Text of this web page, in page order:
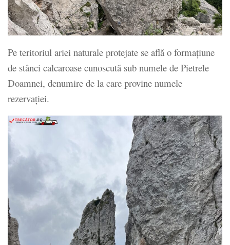
Pe teritoriul ariei naturale protejate se află o formațiune
de stânci calcaroase cunoscută sub numele de Pietrele
Doamnei, denumire de la care provine numele
rezervației.